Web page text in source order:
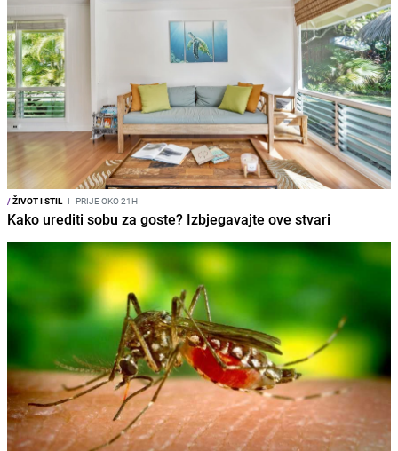
/ŽIVOT I STIL I PRIJE OKO 21H
Kako urediti sobu za goste? Izbjegavajte ove stvari